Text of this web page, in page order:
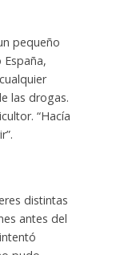
pequeño
las drogas.
“Hacía
distintas
antes del